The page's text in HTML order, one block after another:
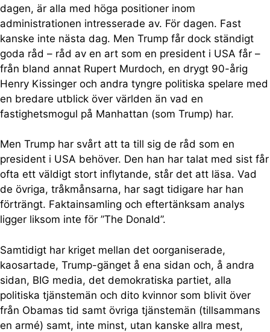
dagen, är alla med höga positioner inom
administrationen intresserade av. För dagen. Fast
kanske inte nästa dag. Men Trump får dock ständigt
goda råd – råd av en art som en president i USA får –
från bland annat Rupert Murdoch, en drygt 90-årig
Henry Kissinger och andra tyngre politiska spelare med
en bredare utblick över världen än vad en
fastighetsmogul på Manhattan (som Trump) har.
Men Trump har svårt att ta till sig de råd som en
president i USA behöver. Den han har talat med sist får
ofta ett väldigt stort inflytande, står det att läsa. Vad
de övriga, tråkmånsarna, har sagt tidigare har han
förträngt. Faktainsamling och eftertänksam analys
ligger liksom inte för ”The Donald”.
Samtidigt har kriget mellan det oorganiserade,
kaosartade, Trump-gänget å ena sidan och, å andra
sidan, BIG media, det demokratiska partiet, alla
politiska tjänstemän och dito kvinnor som blivit över
från Obamas tid samt övriga tjänstemän (tillsammans
en armé) samt, inte minst, utan kanske allra mest,